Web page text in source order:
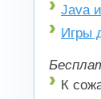
Java
Игры
К